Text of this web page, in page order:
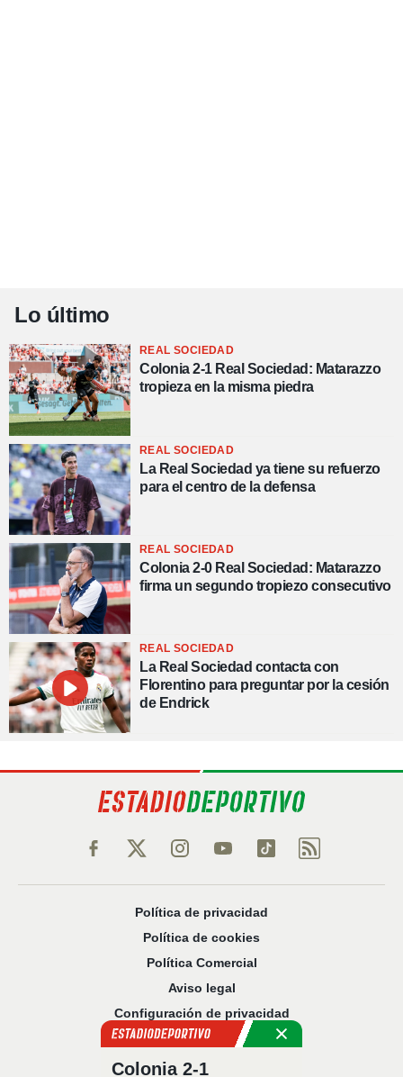
Lo último
REAL SOCIEDAD
Colonia 2-1 Real Sociedad: Matarazzo
tropieza en la misma piedra
REAL SOCIEDAD
La Real Sociedad ya tiene su refuerzo
para el centro de la defensa
REAL SOCIEDAD
Colonia 2-0 Real Sociedad: Matarazzo
firma un segundo tropiezo consecutivo
REAL SOCIEDAD
La Real Sociedad contacta con
Florentino para preguntar por la cesión
de Endrick
Política de privacidad
Política de cookies
Política Comercial
Aviso legal
Configuración de privacidad
Sobre nosotros
Código Ético
Colonia 2-1